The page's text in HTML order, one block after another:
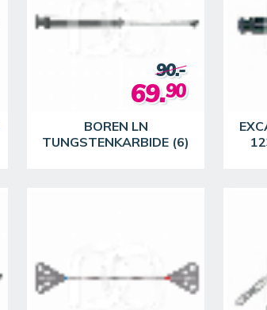
BOREN LN
TUNGSTENKARBIDE (6)
90.-
69.90